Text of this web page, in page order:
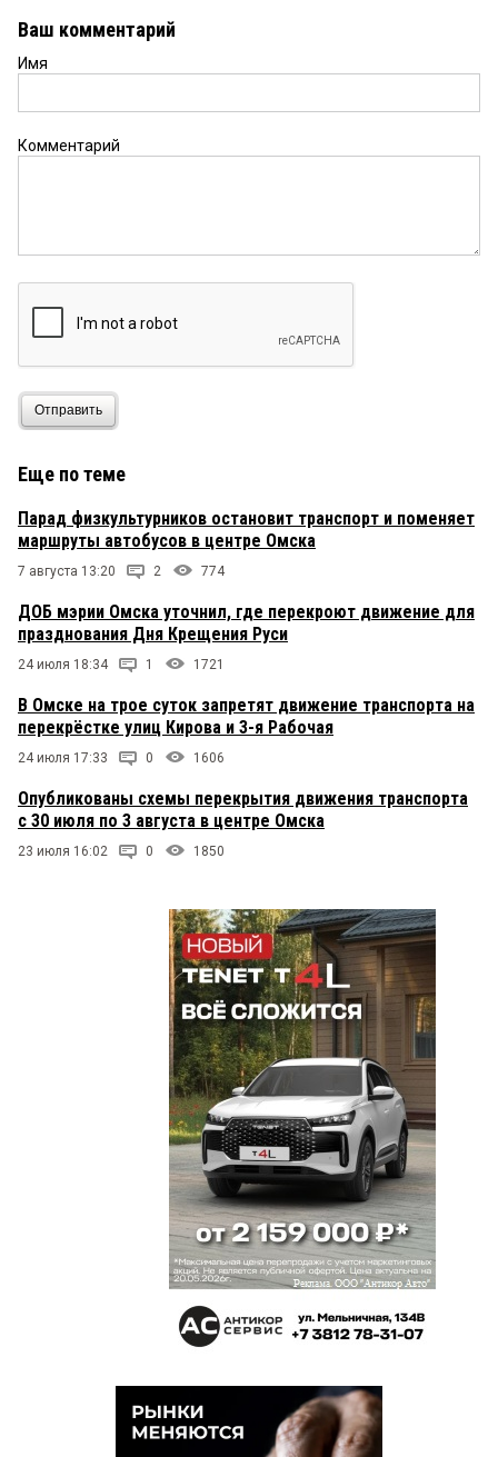
Ваш комментарий
Имя
Комментарий
Отправить
Еще по теме
Парад физкультурников остановит транспорт и поменяет
маршруты автобусов в центре Омска
7 августа 13:20 2 774
ДОБ мэрии Омска уточнил, где перекроют движение для
празднования Дня Крещения Руси
24 июля 18:34 1 1721
В Омске на трое суток запретят движение транспорта на
перекрёстке улиц Кирова и 3-я Рабочая
24 июля 17:33 0 1606
Опубликованы схемы перекрытия движения транспорта
с 30 июля по 3 августа в центре Омска
23 июля 16:02 0 1850